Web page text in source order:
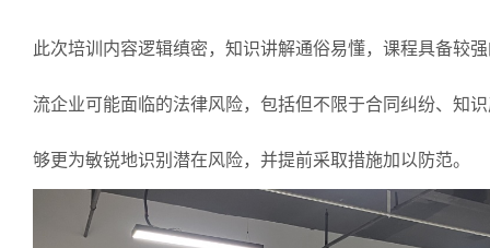
此次培训内容逻辑缜密，知识讲解通俗易懂，课程具备较
流企业可能面临的法律风险，包括但不限于合同纠纷、知
够更为敏锐地识别潜在风险，并提前采取措施加以防范。